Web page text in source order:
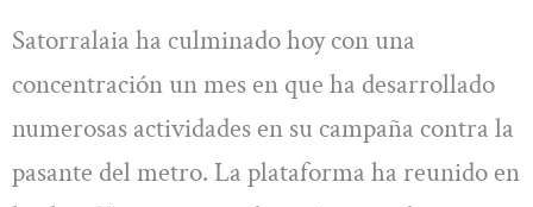
Satorralaia ha culminado hoy con una
concentración un mes en que ha desarrollado
numerosas actividades en su campaña contra la
pasante del metro. La plataforma ha reunido en